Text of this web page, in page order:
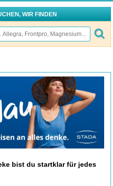
WIR FINDEN
bist du startklar für jedes